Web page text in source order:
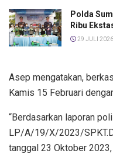
Polda
Ribu
29 JULI
Asep mengatakan,
Kamis 15 Februari
“Berdasarkan laporan
LP/A/19/X/2023/
tanggal 23 Oktober